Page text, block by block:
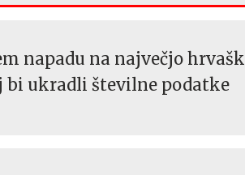
napadu na največjo
bi ukradli številne podatke